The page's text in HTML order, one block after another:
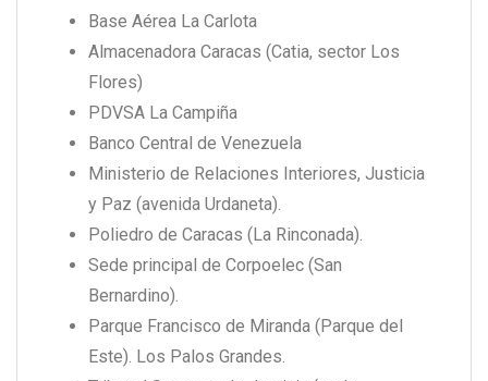
Base Aérea La Carlota
Almacenadora Caracas (Catia, sector Los
Flores)
PDVSA La Campiña
Banco Central de Venezuela
Ministerio de Relaciones Interiores, Justicia
y Paz (avenida Urdaneta).
Poliedro de Caracas (La Rinconada).
Sede principal de Corpoelec (San
Bernardino).
Parque Francisco de Miranda (Parque del
Este). Los Palos Grandes.